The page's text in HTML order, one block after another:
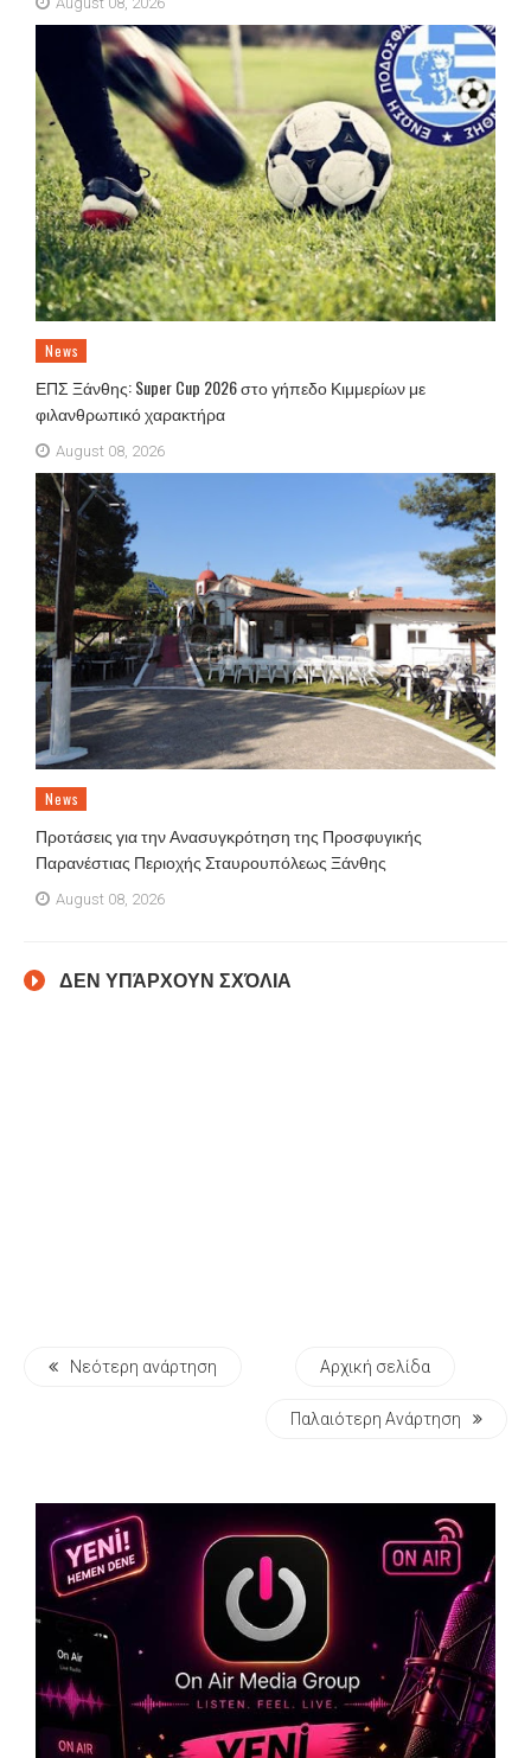
News
ΕΠΣ Ξάνθης: Super Cup 2026 στο γήπεδο Κιμμερίων με
φιλανθρωπικό χαρακτήρα
August 08, 2026
News
Προτάσεις για την Ανασυγκρότηση της Προσφυγικής
Παρανέστιας Περιοχής Σταυρουπόλεως Ξάνθης
August 08, 2026
ΔΕΝ ΥΠΆΡΧΟΥΝ ΣΧΌΛΙΑ
Νεότερη ανάρτηση Αρχική σελίδα
Παλαιότερη Ανάρτηση